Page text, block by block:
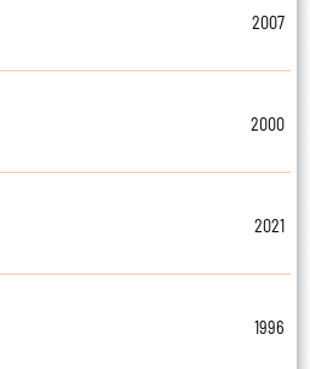
2007
2000
2021
1996